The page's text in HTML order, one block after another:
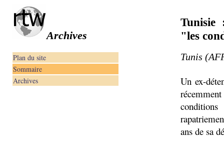
Archives
Plan du site
Sommaire
Archives
Tunisie
"les
Tunis
Un ex-
ans de sa